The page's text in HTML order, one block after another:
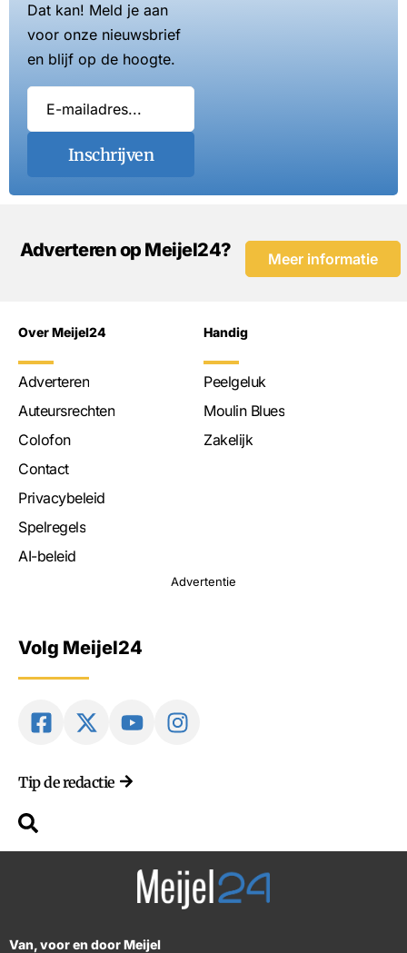
Dat kan! Meld je aan
voor onze nieuwsbrief
en blijf op de hoogte.
Inschrijven
Adverteren op Meijel24? Meer informatie
Over Meijel24
Adverteren
Auteursrechten
Colofon
Contact
Privacybeleid
Spelregels
AI-beleid
Handig
Peelgeluk
Moulin Blues
Zakelijk
Advertentie
Volg Meijel24
Tip de redactie
Van, voor en door Meijel